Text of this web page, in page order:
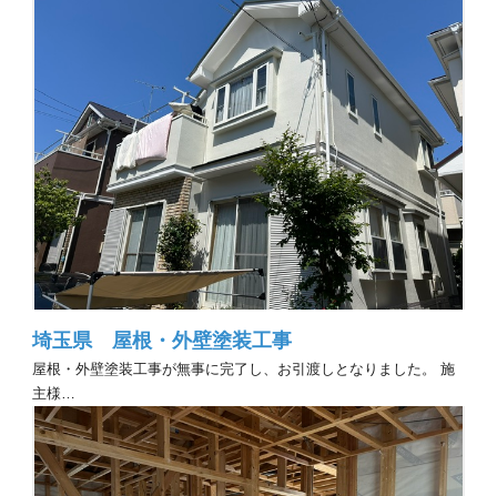
埼玉県 屋根・外壁塗装工事
屋根・外壁塗装工事が無事に完了し、お引渡しとなりました。 施
主様…